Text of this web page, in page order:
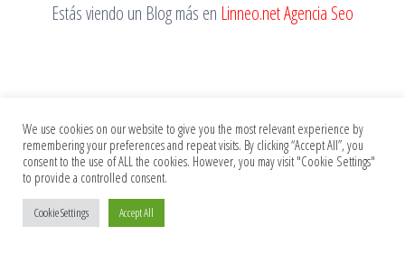
Estás viendo un Blog más en Linneo.net Agencia Seo
We use cookies on our website to give you the most relevant experience by
remembering your preferences and repeat visits. By clicking “Accept All”, you
consent to the use of ALL the cookies. However, you may visit "Cookie Settings"
to provide a controlled consent.
Cookie Settings Accept All